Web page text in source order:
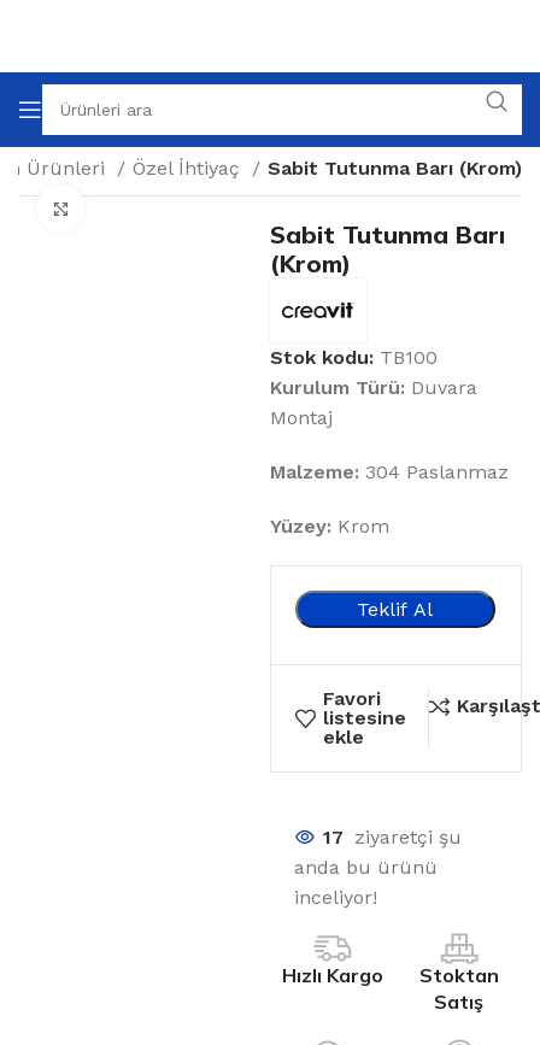
Ürünleri Özel İhtiyaç Sabit Tutunma Barı (Krom)
Sabit Tutunma Barı
(Krom)
Stok kodu: TB100
Kurulum Türü: Duvara
Montaj
Malzeme: 304 Paslanmaz
Yüzey: Krom
Teklif Al
Favori
listesine
ekle
17 ziyaretçi şu
anda bu ürünü
inceliyor!
Hızlı Kargo
Stoktan
Satış